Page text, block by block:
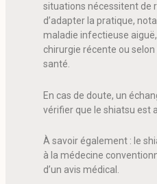
situations nécessitent de
d’adapter la pratique,
maladie infectieuse
chirurgie récente ou
santé.
En cas de doute, un
vérifier que le shiatsu est
À savoir également : le
à la médecine
d’un avis médical.